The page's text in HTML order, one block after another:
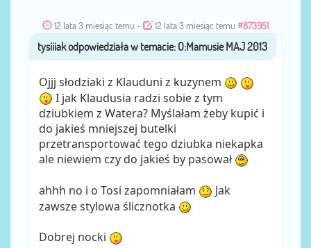
12 lata 3 miesiąc temu - 12 lata 3 miesiąc temu #873951
przeztysiiiak
Ojjj słodziaki z Klauduni z kuzynem
I jak Klaudusia radzi sobie z tym
dziubkiem z Watera? Myślałam żeby kupić i
do jakieś mniejszej butelki
przetransportować tego dziubka niekapka
ale niewiem czy do jakieś by pasował
ahhh no i o Tosi zapomniałam
Jak
zawsze stylowa ślicznotka
Dobrej nocki